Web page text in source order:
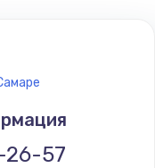
26-57